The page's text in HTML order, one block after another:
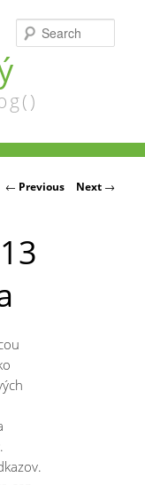
Post navigation
← Previous Next →